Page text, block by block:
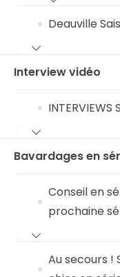
Deauville
Interview vidéo
INTERVIEWS
Bavardages en
Conseil en
prochaine
Au secours !